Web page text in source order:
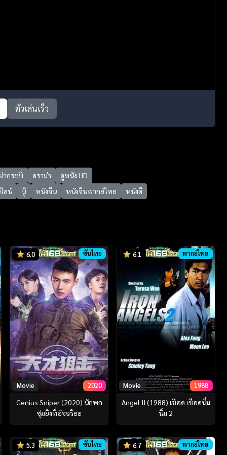
ตัวเล่นเร็ว
ากระบี่ ดราม่า
ดูหนัง HD
ลน์
บู๊ หนังจีน หนังจีนพากย์ไทย หนังดี
6.0 ซับไทย
Movie 2020
Genius Sniper (2020) นักพล
ซุ่มยิงที่อัจฉริยะ
6.1 พากย์ไทย
Movie 1988
Angel II (1988) เชือด เชือดนิ่ม
นิ่ม 2
5.3 ซับไทย 6.7 พากย์ไทย